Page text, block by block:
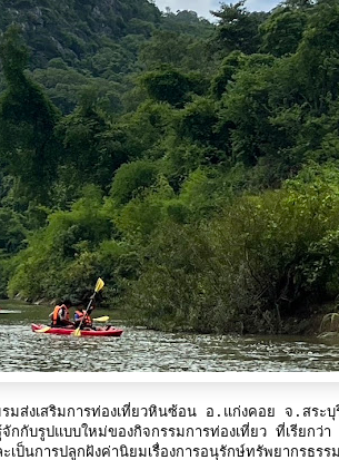
งเสริมการท่องเที่ยวหินซ้อน อ.แก่งคอย จ.สระบุรี
บรูปแบบใหม่ของกิจกรรมการท่องเที่ยว ที่เรียกว่า
เป็นการปลูกฝังค่านิยมเรื่องการอนุรักษ์ทรัพยากรธร